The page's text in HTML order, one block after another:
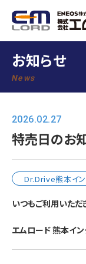
お知らせ
News
2026.02.27
特売日のお
Dr.Drive熊本イ
いつもご利用いただ
エムロード 熊本イン